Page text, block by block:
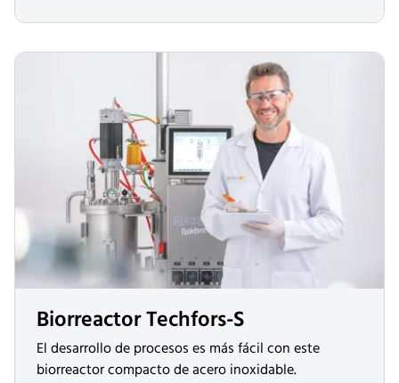
Biorreactor Techfors-S
El desarrollo de procesos es más fácil con este
biorreactor compacto de acero inoxidable.